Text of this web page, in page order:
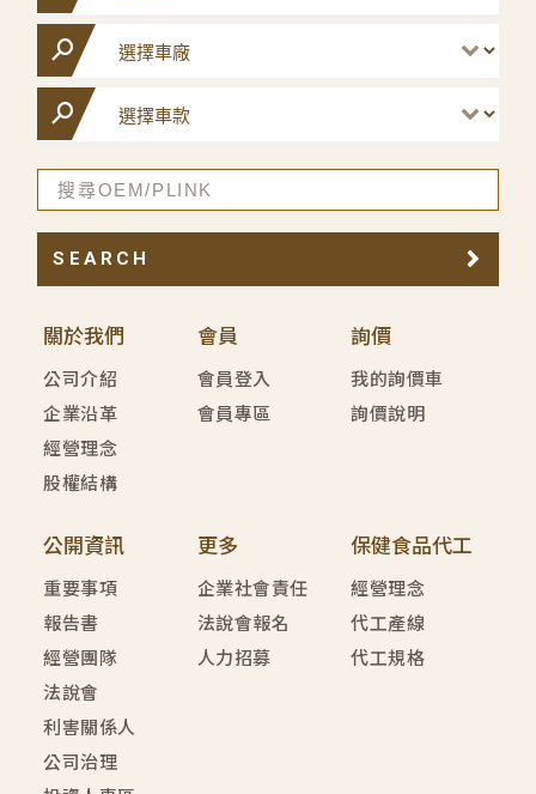
關於我們
公司介紹
企業沿革
經營理念
股權結構
會員
會員登入
會員專區
詢價
我的詢價車
詢價說明
公開資訊
重要事項
報告書
經營團隊
法說會
利害關係人
公司治理
更多
企業社會責任
法說會報名
人力招募
保健食品代工
經營理念
代工產線
代工規格
SEARCH